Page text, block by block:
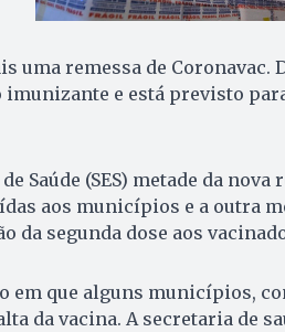
uma remessa de Coronavac.
e está previsto
Saúde (SES) metade da nova
aos municípios e a outra
da segunda dose aos
em que alguns municípios,
da vacina. A secretaria de